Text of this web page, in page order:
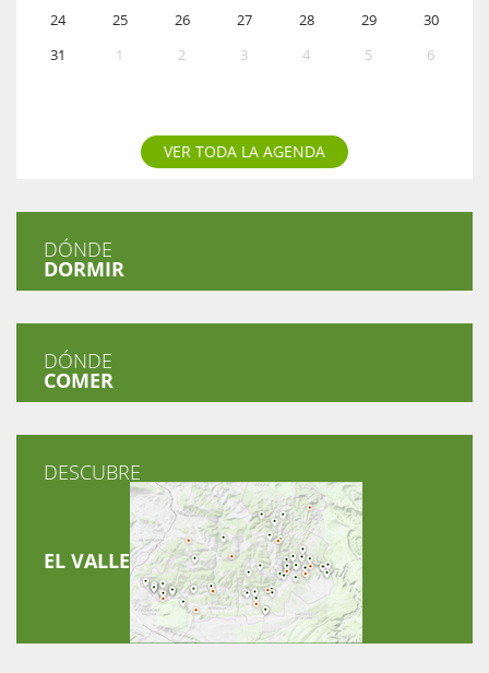
24
25 26 27 28 29
30
31
1 2 3 4 5 6
VER TODA LA AGENDA
DÓNDE
DORMIR
DÓNDE
COMER
DESCUBRE
EL VALLE